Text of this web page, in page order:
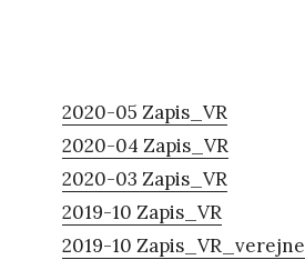
2020-05 Zapis_VR
2020-04 Zapis_VR
2020-03 Zapis_VR
2019-10 Zapis_VR
2019-10 Zapis_VR_verejne